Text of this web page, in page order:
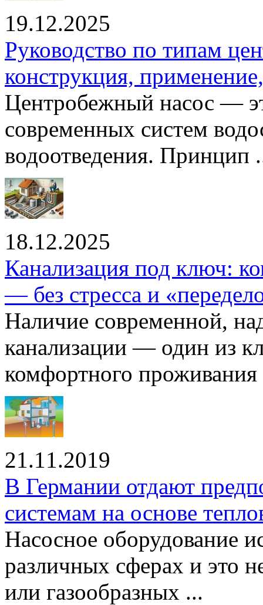
19.12.2025
Руководство по типам
конструкция,
Центробежный насос —
современных систем
водоотведения. Принцип
18.12.2025
Канализация под ключ:
— без стресса и
Наличие современной,
канализации — один из
комфортного проживания
21.11.2019
В Германии отдают
системам на основе
Насосное оборудование
различных сферах и это
или газообразных ...